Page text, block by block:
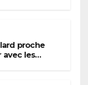
proche
avec les